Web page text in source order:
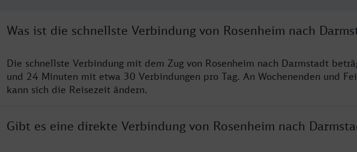
Was ist die schnellste Verbindung von Rosenheim nach
Die schnellste Verbindung mit dem Zug von Rosenheim nach Darmstadt
und 24 Minuten mit etwa 30 Verbindungen pro Tag. An Wochenenden und
kann sich die Reisezeit ändern.
Gibt es eine direkte Verbindung von Rosenheim nach